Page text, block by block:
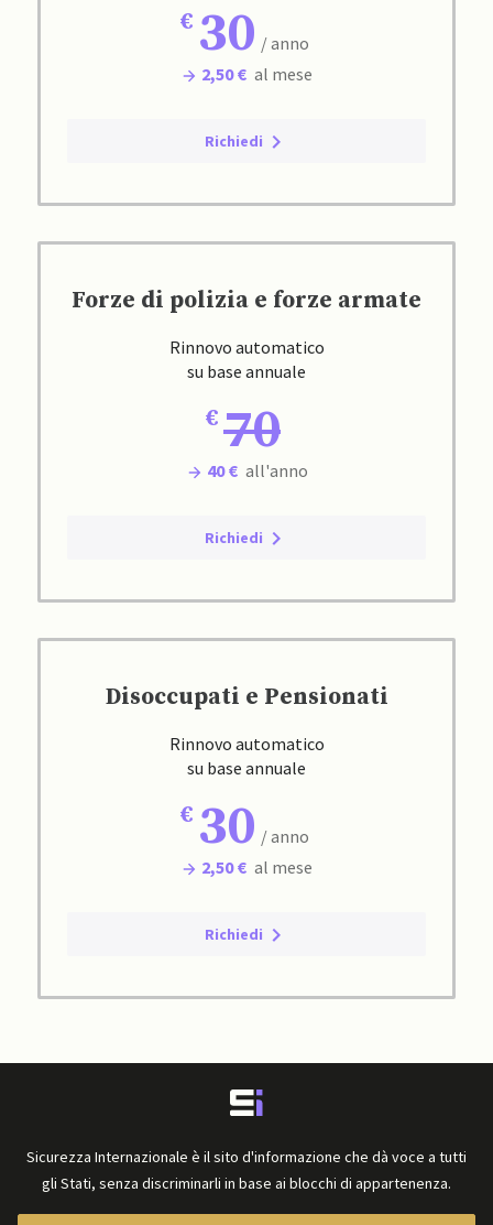
30 / anno
2,50 € al mese
Richiedi
Forze di polizia e forze armate
Rinnovo automatico
su base annuale
70
40 € all'anno
Richiedi
Disoccupati e Pensionati
Rinnovo automatico
su base annuale
30 / anno
2,50 € al mese
Richiedi
Sicurezza Internazionale è il sito d'informazione che dà voce a tutti
gli Stati, senza discriminarli in base ai blocchi di appartenenza.